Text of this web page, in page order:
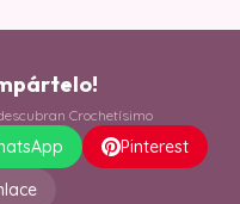
Crochetísimo
Pinterest